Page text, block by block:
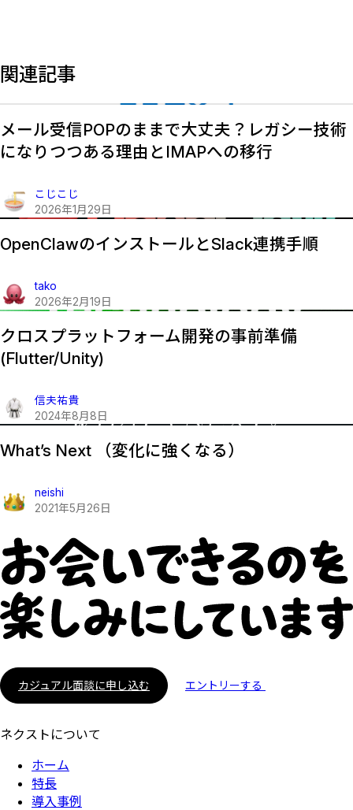
関連記事
メール受信POPのままで大丈夫？レガシー技術
になりつつある理由とIMAPへの移行
こじこじ
2026年1月29日
OpenClawのインストールとSlack連携手順
tako
2026年2月19日
クロスプラットフォーム開発の事前準備
(Flutter/Unity)
信夫祐貴
2024年8月8日
What’s Next （変化に強くなる）
neishi
2021年5月26日
カジュアル面談に申し込む エントリーする
ネクストについて
ホーム
特長
導入事例